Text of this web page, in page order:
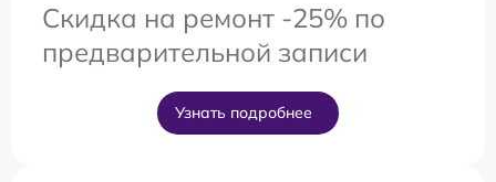
Скидка на ремонт -25% по
предварительной записи
Узнать подробнее